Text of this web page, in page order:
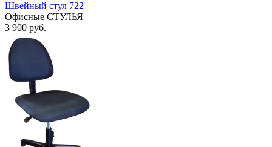
Швейный стул 722
Офисные СТУЛЬЯ
3 900 руб.